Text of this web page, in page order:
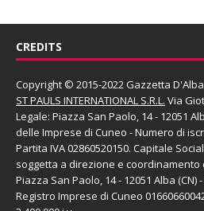
CREDITS
Copyright © 2015-2022 Gazzetta
ST PAULS INTERNATIONAL S.R.L. Via
Legale: Piazza San Paolo, 14 - 12051
delle Imprese di Cuneo - Numero di
Partita IVA 02860520150. Capitale
soggetta a direzione e coordinamento
Piazza San Paolo, 14 - 12051 Alba (CN)
Registro Imprese di Cuneo